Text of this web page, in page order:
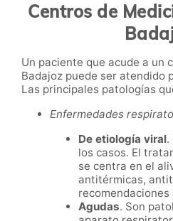
Centros de
Un paciente que acude a un
Badajoz puede ser atendido
Las principales patologías
Enfermedades
De etiología viral.
los casos. El
se centra en el
antitérmicas,
Agudas. Son